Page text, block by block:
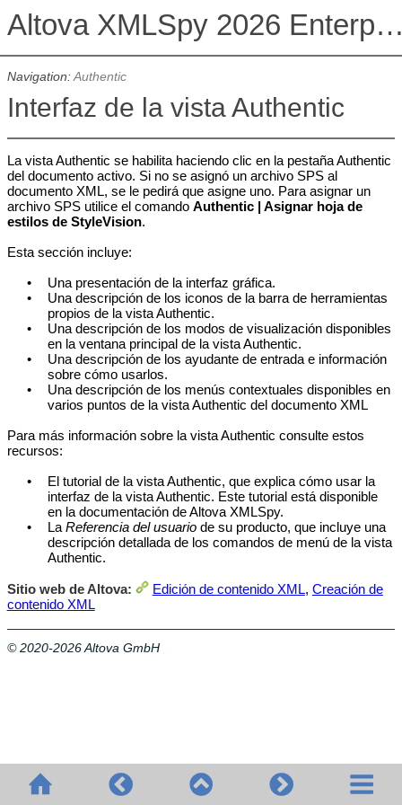
Altova XMLSpy 2026
Navigation:Authentic
Interfaz de la vista Authentic
La vista Authentic se habilita haciendo clic en la pestaña Authentic
del documento activo. Si no se asignó un archivo SPS al
documento XML, se le pedirá que asigne uno. Para asignar un
archivo SPS utilice el comando Authentic | Asignar hoja de
estilos de StyleVision.
Esta sección incluye:
•
Una presentación de la interfaz gráfica.
•
Una descripción de los iconos de la barra de herramientas
propios de la vista Authentic.
•
Una descripción de los modos de visualización disponibles
en la ventana principal de la vista Authentic.
•
Una descripción de los ayudante de entrada e información
sobre cómo usarlos.
•
Una descripción de los menús contextuales disponibles en
varios puntos de la vista Authentic del documento XML
Para más información sobre la vista Authentic consulte estos
recursos:
•
El tutorial de la vista Authentic, que explica cómo usar la
interfaz de la vista Authentic. Este tutorial está disponible
en la documentación de Altova XMLSpy.
•
LaReferencia del usuario de su producto, que incluye una
descripción detallada de los comandos de menú de la vista
Authentic.
Sitio web de Altova: Edición de contenido XML, Creación de
contenido XML
© 2020-2026 Altova GmbH